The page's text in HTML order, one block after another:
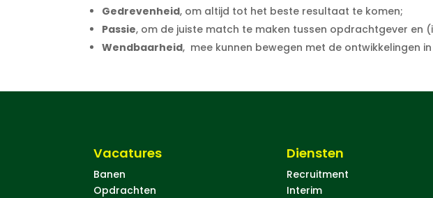
Gedrevenheid, om altijd tot het beste resultaat te komen;
Passie, om de juiste match te maken tussen opdrachtgever en
Wendbaarheid, mee kunnen bewegen met de ontwikkelingen
Vacatures
Banen
Opdrachten
Diensten
Recruitment
Interim